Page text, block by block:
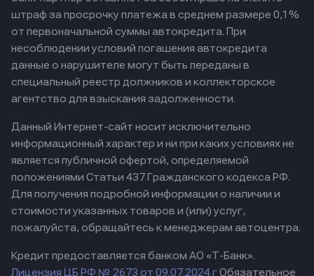
штраф за просрочку платежа в среднем размере 0,1%
от первоначальной суммы автокредита. При
несоблюдении условий погашения автокредита
данные о нарушителе могут быть переданы в
специальный реестр должников и коллекторское
агентство для взыскания задолженности.
Данный Интернет-сайт носит исключительно
информационный характер и ни при каких условиях не
является публичной офертой, определяемой
положениями Статьи 437 Гражданского кодекса РФ.
Для получения подробной информации о наличии и
стоимости указанных товаров и (или) услуг,
пожалуйста, обращайтесь к менеджерам автоцентра.
Кредит предоставляется банком АО «Т-Банк».
Лицензия ЦБ РФ № 2673 от 09.07.2024 гОбязательное